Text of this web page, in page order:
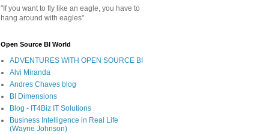
"If you want to fly like an eagle, you have to
hang around with eagles"
Open Source BI World
ADVENTURES WITH OPEN SOURCE BI
Alvi Miranda
Andres Chaves blog
BI Dimensions
Blog - IT4Biz IT Solutions
Business Intelligence in Real Life
(Wayne Johnson)